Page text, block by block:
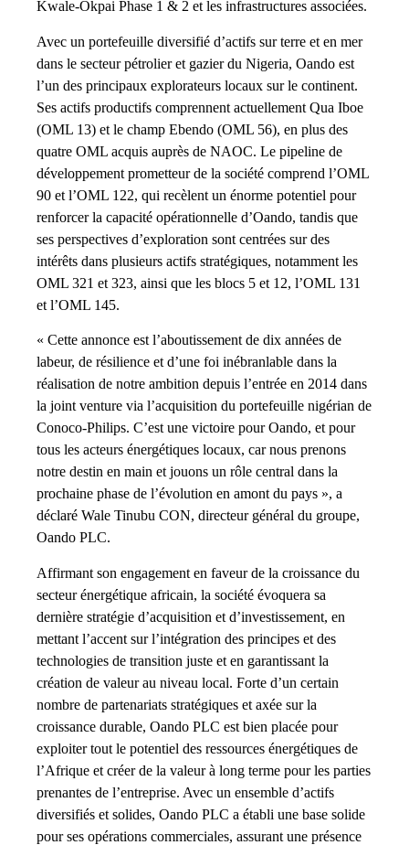
Kwale-Okpai Phase 1 & 2 et les infrastructures associées.
Avec un portefeuille diversifié d’actifs sur terre et en mer
dans le secteur pétrolier et gazier du Nigeria, Oando est
l’un des principaux explorateurs locaux sur le continent.
Ses actifs productifs comprennent actuellement Qua Iboe
(OML 13) et le champ Ebendo (OML 56), en plus des
quatre OML acquis auprès de NAOC. Le pipeline de
développement prometteur de la société comprend l’OML
90 et l’OML 122, qui recèlent un énorme potentiel pour
renforcer la capacité opérationnelle d’Oando, tandis que
ses perspectives d’exploration sont centrées sur des
intérêts dans plusieurs actifs stratégiques, notamment les
OML 321 et 323, ainsi que les blocs 5 et 12, l’OML 131
et l’OML 145.
« Cette annonce est l’aboutissement de dix années de
labeur, de résilience et d’une foi inébranlable dans la
réalisation de notre ambition depuis l’entrée en 2014 dans
la joint venture via l’acquisition du portefeuille nigérian de
Conoco-Philips. C’est une victoire pour Oando, et pour
tous les acteurs énergétiques locaux, car nous prenons
notre destin en main et jouons un rôle central dans la
prochaine phase de l’évolution en amont du pays », a
déclaré Wale Tinubu CON, directeur général du groupe,
Oando PLC.
Affirmant son engagement en faveur de la croissance du
secteur énergétique africain, la société évoquera sa
dernière stratégie d’acquisition et d’investissement, en
mettant l’accent sur l’intégration des principes et des
technologies de transition juste et en garantissant la
création de valeur au niveau local. Forte d’un certain
nombre de partenariats stratégiques et axée sur la
croissance durable, Oando PLC est bien placée pour
exploiter tout le potentiel des ressources énergétiques de
l’Afrique et créer de la valeur à long terme pour les parties
prenantes de l’entreprise. Avec un ensemble d’actifs
diversifiés et solides, Oando PLC a établi une base solide
pour ses opérations commerciales, assurant une présence